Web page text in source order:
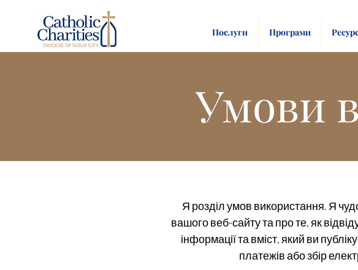
Послуги Програми
Умови
Я розділ умов використання. Я
вашого веб-сайту та про те, як
інформації та вміст, який ви
платежів або збір